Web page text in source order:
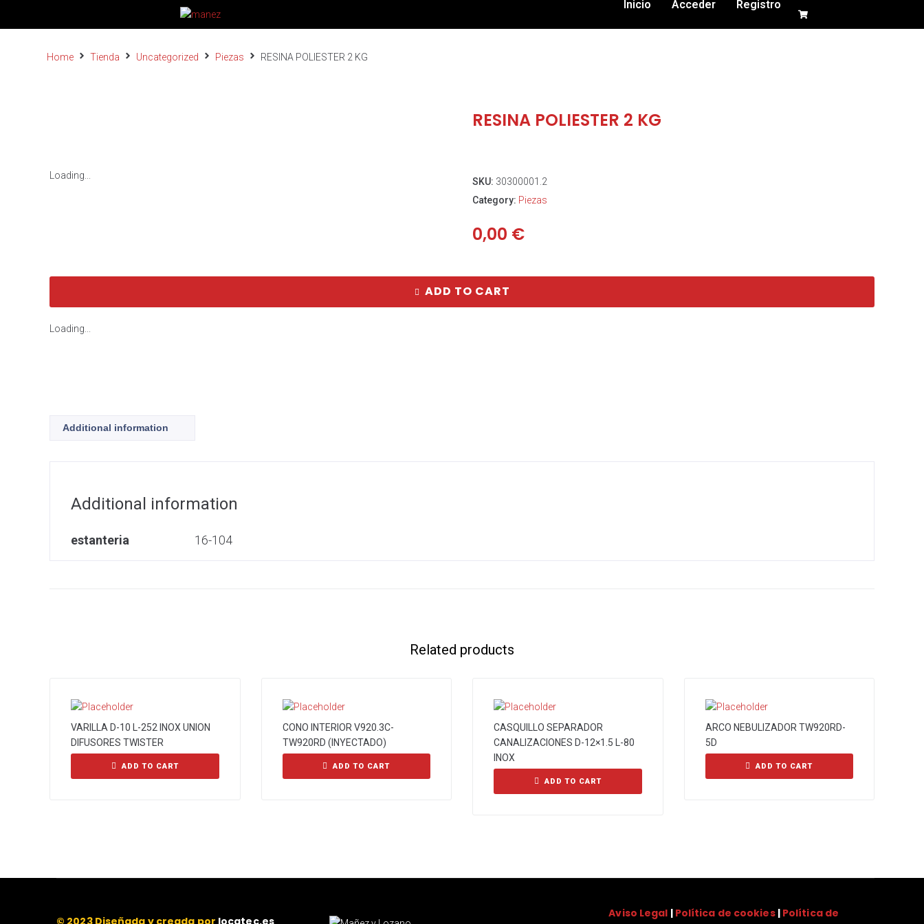
Inicio Acceder Registro
Home Tienda Uncategorized Piezas RESINA POLIESTER 2 KG
Loading...
RESINA POLIESTER 2 KG
SKU: 30300001.2
Category: Piezas
0,00 €
ADD TO CART
Loading...
Additional information
Additional information
estanteria 16-104
Related products
VARILLA D-10 L-252 INOX UNION
DIFUSORES TWISTER
ADD TO CART
CONO INTERIOR V920.3C-
TW920RD (INYECTADO)
ADD TO CART
CASQUILLO SEPARADOR
CANALIZACIONES D-12×1.5 L-80
INOX
ADD TO CART
ARCO NEBULIZADOR TW920RD-
5D
ADD TO CART
© 2023 Diseñada y creada por locatec.es
Aviso Legal | Política de cookies| Política de